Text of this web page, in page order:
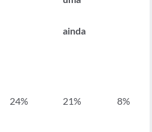
ainda
24% 21% 8%